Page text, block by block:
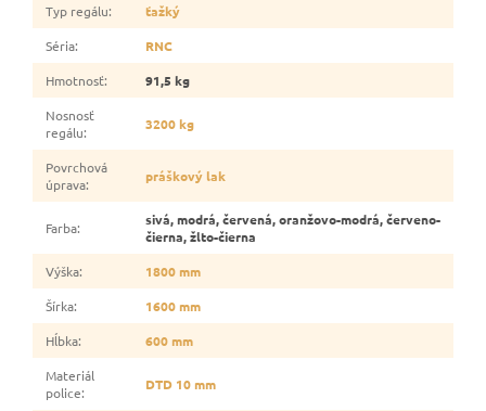
Typ regálu:
ťažký
Séria:
RNC
Hmotnosť:
91,5 kg
Nosnosť
regálu: 3200 kg
Povrchová
úprava: práškový lak
Farba:
sivá, modrá, červená, oranžovo-modrá, červeno-
čierna, žlto-čierna
Výška:
1800 mm
Šírka:
1600 mm
Hĺbka:
600 mm
Materiál
police: DTD 10 mm